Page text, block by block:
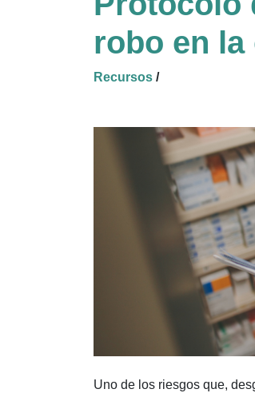
robo en
Recursos /
Uno de los riesgos que,